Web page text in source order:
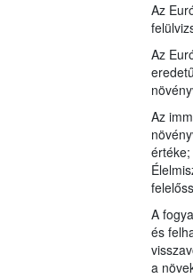
Az
Az
Az
A
és
a